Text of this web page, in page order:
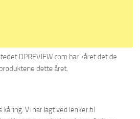
DPREVIEW.com har kåret det de
dette året.
Vi har lagt ved lenker til